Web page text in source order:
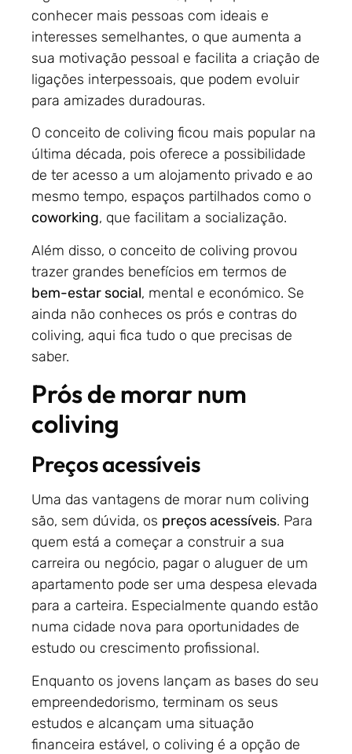
conhecer mais pessoas com ideais e
interesses semelhantes, o que aumenta a
sua motivação pessoal e facilita a criação de
ligações interpessoais, que podem evoluir
para amizades duradouras.
O conceito de coliving ficou mais popular na
última década, pois oferece a possibilidade
de ter acesso a um alojamento privado e ao
mesmo tempo, espaços partilhados como o
coworking, que facilitam a socialização.
Além disso, o conceito de coliving provou
trazer grandes benefícios em termos de
bem-estar social, mental e económico. Se
ainda não conheces os prós e contras do
coliving, aqui fica tudo o que precisas de
saber.
Prós de morar num
coliving
Preços acessíveis
Uma das vantagens de morar num coliving
são, sem dúvida, os preços acessíveis. Para
quem está a começar a construir a sua
carreira ou negócio, pagar o aluguer de um
apartamento pode ser uma despesa elevada
para a carteira. Especialmente quando estão
numa cidade nova para oportunidades de
estudo ou crescimento profissional.
Enquanto os jovens lançam as bases do seu
empreendedorismo, terminam os seus
estudos e alcançam uma situação
financeira estável, o coliving é a opção de